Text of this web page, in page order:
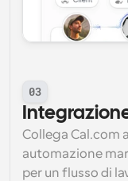
03
Collega Cal.com
automazione
per un flusso di